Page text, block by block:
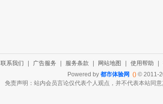
联系我们 广告服务 服务条款 网站地图 使用帮助
Powered by 都市体验网 ()© 2011-
免责声明：站内会员言论仅代表个人观点，并不代表本站同